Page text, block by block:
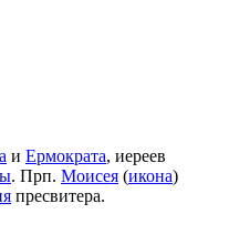
и Ермократа, иереев
. Прп. Моисея (икона)
пресвитера.